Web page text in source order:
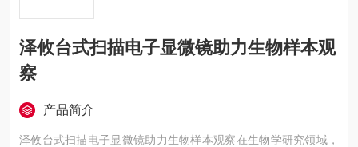
泽攸台式扫描电子显微镜助力生物样本观
察
产品简介
泽攸台式扫描电子显微镜助力生物样本观察在生物学研究领域，